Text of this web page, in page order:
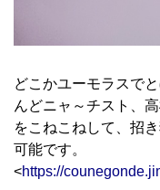
どこかユーモラスで
んどニャ～チスト、
をこねこねして、招
可能です。
<https://